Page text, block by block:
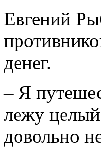
Евгений
денег.
– Я
лежу
довольно